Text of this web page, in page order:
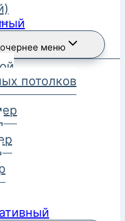
меню
потолков